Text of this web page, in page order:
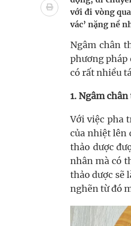
Tác Dụng Chống Kết
Quan Bằng Chứng
Xây dựng bản đồ
Dự báo thời tiết ngày
Đắk Lắk: Đẩy nhanh
với đi vòng
vác’ nặng nề
Ngâm chân
phương pháp
có rất nhiều
1. Ngâm
Với việc pha
của nhiệt lên
thảo dược
nhân mà có
thảo dược sẽ
nghẽn từ đó